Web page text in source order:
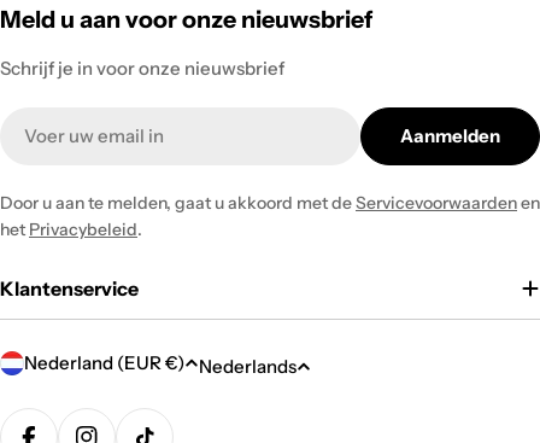
Meld u aan voor onze nieuwsbrief
Schrijf je in voor onze nieuwsbrief
Aanmelden
Door u aan te melden, gaat u akkoord met deServicevoorwaardenen
het Privacybeleid.
Klantenservice
L
n
Nederland (EUR €)
T
Nederlands
Betaalmethodes